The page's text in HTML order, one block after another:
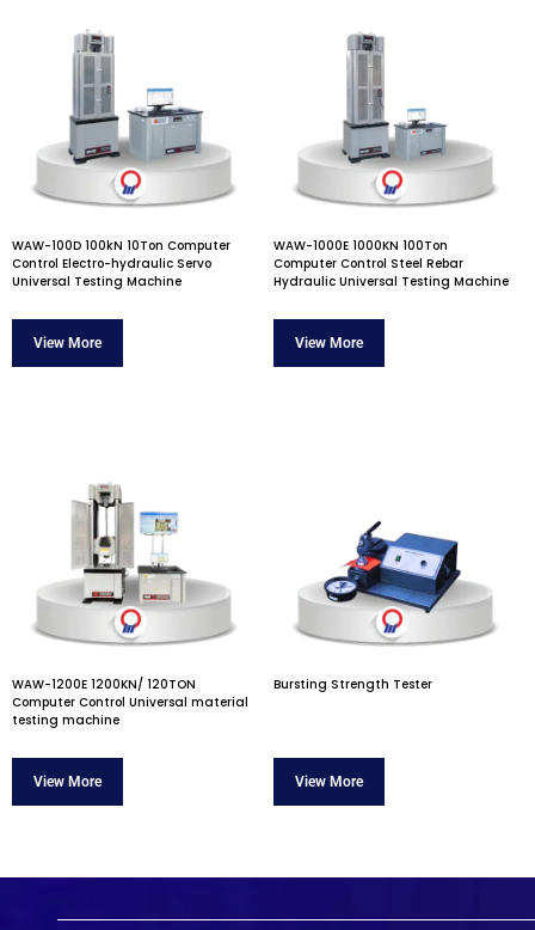
WAW-100D 100kN 10Ton Computer
Control Electro-hydraulic Servo
Universal Testing Machine
WAW-1000E 1000KN 100Ton
Computer Control Steel Rebar
Hydraulic Universal Testing Machine
WAW-1200E 1200KN/ 120TON
Computer Control Universal material
testing machine
Bursting Strength Tester